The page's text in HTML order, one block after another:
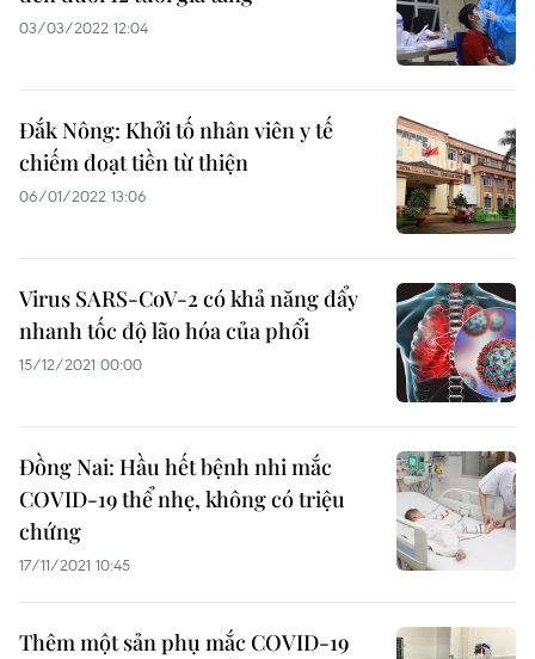
03/03/2022 12:04
Đắk Nông: Khởi tố nhân viên y tế
chiếm đoạt tiền từ thiện
06/01/2022 13:06
Virus SARS-CoV-2 có khả năng đẩy
nhanh tốc độ lão hóa của phổi
15/12/2021 00:00
Đồng Nai: Hầu hết bệnh nhi mắc
COVID-19 thể nhẹ, không có triệu
chứng
17/11/2021 10:45
Thêm một sản phụ mắc COVID-19